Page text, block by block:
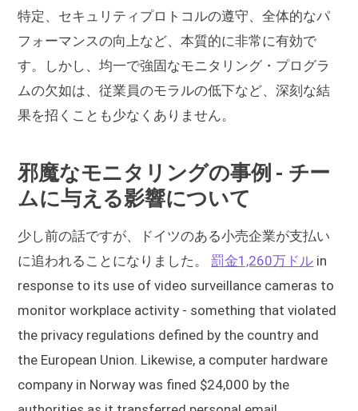
特定、セキュリティプロトコルの遵守、全体的なパ
フォーマンスの向上など、本質的に非常に有効で
す。しかし、均一で強固なモニタリング・プログラ
ムの欠如は、従業員のモラルの低下など、深刻な結
果を招くことも少なくありません。
邪魔なモニタリングの事例 - チー
ムに与える影響について
少し前の話ですが、ドイツのある小売企業が支払い
に追われることになりました。罰金1,260万ドル in
response to its use of video surveillance cameras to
monitor workplace activity - something that violated
the privacy regulations defined by the country and
the European Union. Likewise, a computer hardware
company in Norway was fined $24,000 by the